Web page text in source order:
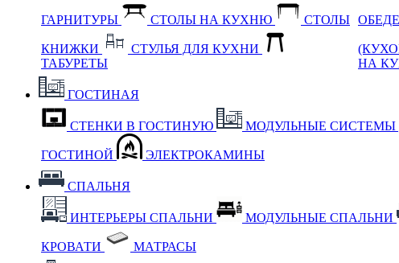
ГАРНИТУРЫ СТОЛЫ НА КУХНЮ СТОЛЫ
КНИЖКИ
СТУЛЬЯ ДЛЯ КУХНИ
ТАБУРЕТЫ
НА
ГОСТИНАЯ
СТЕНКИ В ГОСТИНУЮ МОДУЛЬНЫЕ СИСТЕМЫ
ГОСТИНОЙ ЭЛЕКТРОКАМИНЫ
СПАЛЬНЯ
ИНТЕРЬЕРЫ СПАЛЬНИ МОДУЛЬНЫЕ СПАЛЬНИ
КРОВАТИ МАТРАСЫ